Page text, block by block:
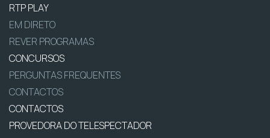
RTP PLAY
EM DIRETO
REVER PROGRAMAS
CONCURSOS
PERGUNTAS FREQUENTES
CONTACTOS
CONTACTOS
PROVEDORA DO TELESPECTADOR